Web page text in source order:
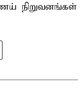
நிறுவனங்கள்